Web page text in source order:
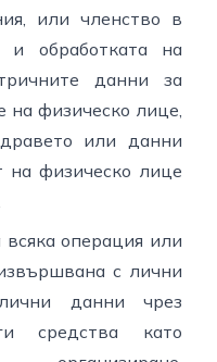
или членство в
и обработката на
данни за
на физическо лице,
или данни
на физическо лице
всяка операция или
с лични
данни чрез
средства като